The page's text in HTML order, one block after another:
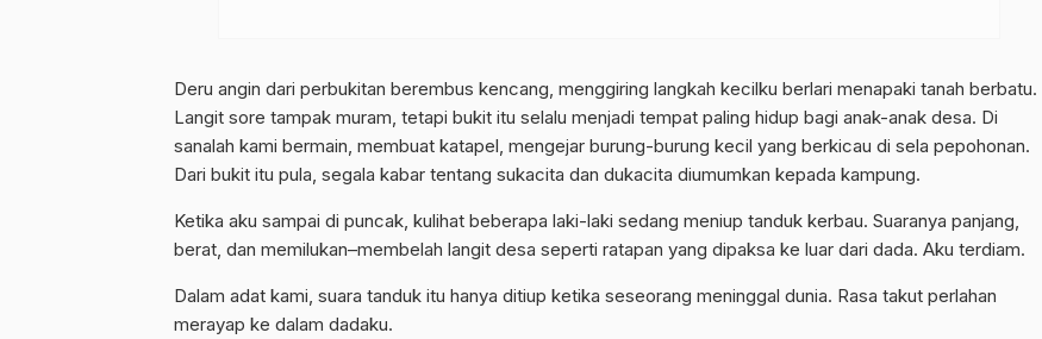
Deru angin dari perbukitan berembus kencang, menggiring langkah kecilku berlari menapaki tanah berbatu.
Langit sore tampak muram, tetapi bukit itu selalu menjadi tempat paling hidup bagi anak-anak desa. Di
sanalah kami bermain, membuat katapel, mengejar burung-burung kecil yang berkicau di sela pepohonan.
Dari bukit itu pula, segala kabar tentang sukacita dan dukacita diumumkan kepada kampung.
Ketika aku sampai di puncak, kulihat beberapa laki-laki sedang meniup tanduk kerbau. Suaranya panjang,
berat, dan memilukan–membelah langit desa seperti ratapan yang dipaksa ke luar dari dada. Aku terdiam.
Dalam adat kami, suara tanduk itu hanya ditiup ketika seseorang meninggal dunia. Rasa takut perlahan
merayap ke dalam dadaku.